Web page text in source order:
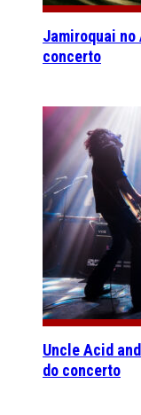
Jamiroquai
concerto
Uncle Acid
do concerto